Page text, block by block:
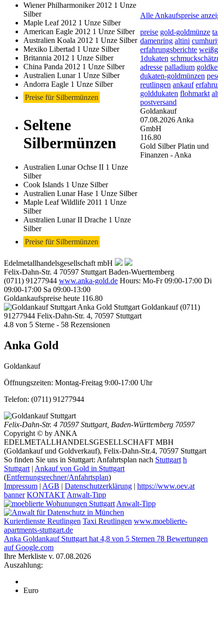
Wiener Philharmoniker 2012 1 Unze
Silber
Maple Leaf 2012 1 Unze Silber
American Eagle 2012 1 Unze Silber
Australien Koala 2012 1 Unze Silber
Mexiko Libertad 1 Unze Silber
Britannia 2012 1 Unze Silber
China Panda 2012 1 Unze Silber
Australien Lunar 1 Unze Silber
Andorra Eagle 1 Unze Silber
Preise für Silbermünzen
Seltene
Silbermünzen
Australien Lunar Ochse II 1 Unze
Silber
Cook Islands 1 Unze Silber
Australien Lunar Hase 1 Unze Silber
Maple Leaf Wildlife 2011 1 Unze
Silber
Australien Lunar II Drache 1 Unze
Silber
Preise für Silbermünzen
Alle Ankaufspreise
preise gold-goldmünze
damenring altini
erfahrungsberichte
1dukaten
adresse palladium
dukaten-goldmünzen
reutlingen ankauf
golddukaten flohmarkt
postversand
Goldankauf
07.08.2026 Anka
GmbH
116.80
Gold Silber Platin und
Finanzen - Anka
Edelmetallhandelsgesellschaft mbH
Felix-Dahn-Str. 4 70597 Stuttgart Baden-Wuerttemberg
(0711) 91277944 www.anka-gold.de Hours: Mo-Fr 09:00-17:00 Di
09:00-17:00 Sa 09:00-13:00
Goldankaufspreise heute 116.80
Anka Gold Stuttgart Goldankauf (0711)
91277944 Felix-Dahn-Str. 4, 70597 Stuttgart
4.8 von 5 Sterne - 58 Rezensionen
Anka Gold
Goldankauf
Öffnungszeiten: Montag-Freitag 9:00-17:00 Uhr
Telefon: (0711) 91277944
Felix-Dahn-Str. 4 70597 Stuttgart, Baden-Württemberg 70597
Copyright © by ANKA
EDELMETALLHANDELSGESELLSCHAFT MBH
(Goldankauf und Goldverkauf), Felix-Dahn-Str.4, 70597 Stuttgart
So finden Sie uns in Stuttgart: Anfahrtsplan nach Stuttgart h
Stuttgart | Ankauf von Gold in Stuttgart
(Entfernungsrechner/Anfahrtsplan)
Impressum | AGB | Datenschutzerklärung | https://www.oev.at
banner KONTAKT Anwalt-Tipp
Anwalt-Tipp
Kurierdienste Reutlingen Taxi Reutlingen www.moeblierte-
apartments-stuttgart.de
Anka Goldankauf Stuttgart hat 4,8 von 5 Sternen 78 Bewertungen
auf Google.com
Ihre Merkliste v. 07.08.2026
Auszahlung:
Euro